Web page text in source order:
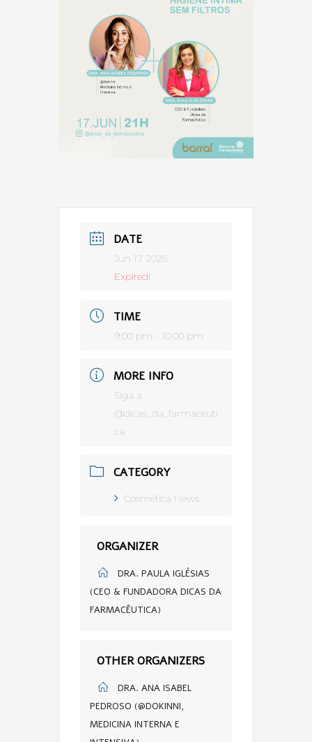
DATE
Jun 17 2025
Expired!
TIME
9:00 pm - 10:00 pm
MORE INFO
Siga a
@dicas_da_farmaceuti
ca
CATEGORY
Cosmética News
ORGANIZER
DRA. PAULA IGLÉSIAS
(CEO & FUNDADORA DICAS DA
FARMACÊUTICA)
OTHER ORGANIZERS
DRA. ANA ISABEL
PEDROSO (@DOKINNI,
MEDICINA INTERNA E